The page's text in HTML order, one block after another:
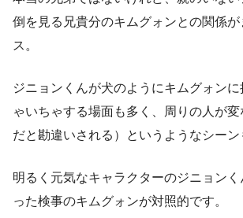
倒を見る兄貴分のキムグォンとの関係
ス。
ジニョンくんが犬のようにキムグォン
ゃいちゃする場面も多く、周りの人が
だと勘違いされる）というようなシーン
明るく元気なキャラクターのジニョン
った検事のキムグォンが対照的です。